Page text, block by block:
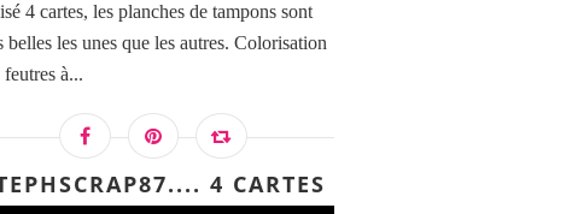
4 cartes, les planches de tampons sont
belles les unes que les autres. Colorisation
à...
4 CARTES